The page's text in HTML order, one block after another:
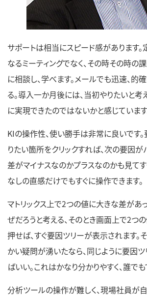
サポートは相当にスピード感があります
なるミーティングでなく、その時その時の
に相談し、学べます。メールでも迅速、的
る。導入一か月後には、当初やりたいと考
に実現できたのではないかと感じています
KIの操作性、使い勝手は非常に良いです。
りたい箇所をクリックすれば、次の要因が
差がマイナスなのかプラスなのかも見て
なしの直感だけでもすぐに操作できます。
マトリックス上で2つの値に大きな差があ
ぜだろうと考える、そのとき画面上で2つ
押せば、すぐ要因ツリーが表示されます。
かい疑問が湧いたなら、同じように要因
ばいい。これはかなり分かりやすく、誰でも
分析ツールの操作が難しく、現場社員が